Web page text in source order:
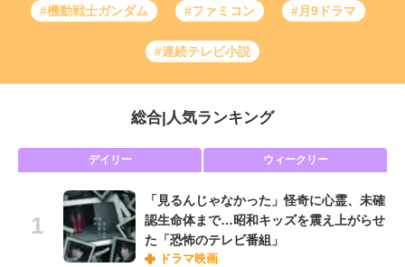
#機動戦士ガンダム #ファミコン #月9ドラマ
#連続テレビ小説
総合 人気ランキング
デイリー ウィークリー
「見るんじゃなかった」怪奇に心霊、未確
認生命体まで…昭和キッズを震え上がらせ
た「恐怖のテレビ番組」
ドラマ映画